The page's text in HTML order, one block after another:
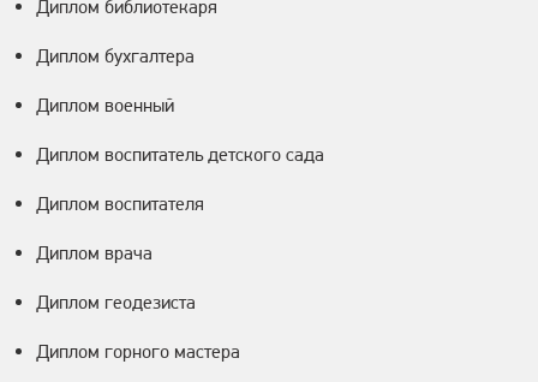
Диплом библиотекаря
Диплом бухгалтера
Диплом военный
Диплом воспитатель детского сада
Диплом воспитателя
Диплом врача
Диплом геодезиста
Диплом горного мастера